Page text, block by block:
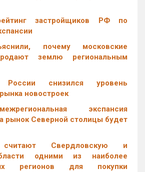
застройщиков РФ по
почему московские
землю региональным
снизился уровень
новостроек
экспансия
рынок Северной столицы будет
считают Свердловскую и
одними из наиболее
регионов для покупки